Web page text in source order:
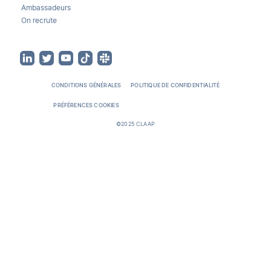
Ambassadeurs
On recrute
CONDITIONS GÉNÉRALES POLITIQUE DE CONFIDENTIALITÉ
PRÉFÉRENCES COOKIES
©2025 CLAAP